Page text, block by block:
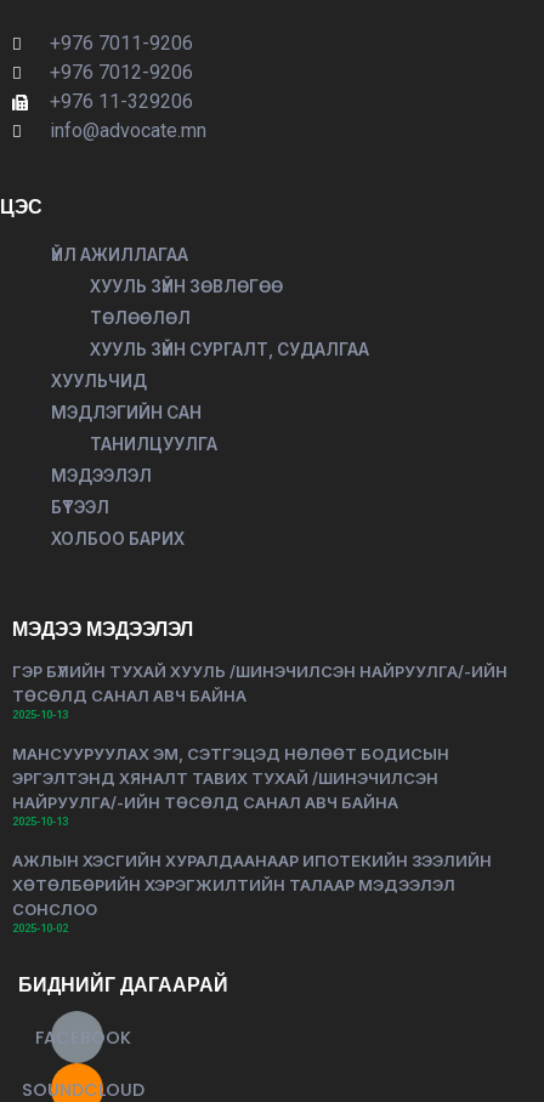
+976 7011-9206
+976 7012-9206
+976 11-329206
info@advocate.mn
ЦЭС
ҮЙЛ АЖИЛЛАГАА
ХУУЛЬ ЗҮЙН ЗӨВЛӨГӨӨ
ТӨЛӨӨЛӨЛ
ХУУЛЬ ЗҮЙН СУРГАЛТ, СУДАЛГАА
ХУУЛЬЧИД
МЭДЛЭГИЙН САН
ТАНИЛЦУУЛГА
МЭДЭЭЛЭЛ
БҮТЭЭЛ
ХОЛБОО БАРИХ
МЭДЭЭ МЭДЭЭЛЭЛ
ГЭР БҮЛИЙН ТУХАЙ ХУУЛЬ /ШИНЭЧИЛСЭН НАЙРУУЛГА/-ИЙН
ТӨСӨЛД САНАЛ АВЧ БАЙНА
2025-10-13
МАНСУУРУУЛАХ ЭМ, СЭТГЭЦЭД НӨЛӨӨТ БОДИСЫН
ЭРГЭЛТЭНД ХЯНАЛТ ТАВИХ ТУХАЙ /ШИНЭЧИЛСЭН
НАЙРУУЛГА/-ИЙН ТӨСӨЛД САНАЛ АВЧ БАЙНА
2025-10-13
АЖЛЫН ХЭСГИЙН ХУРАЛДААНААР ИПОТЕКИЙН ЗЭЭЛИЙН
ХӨТӨЛБӨРИЙН ХЭРЭГЖИЛТИЙН ТАЛААР МЭДЭЭЛЭЛ
СОНСЛОО
2025-10-02
БИДНИЙГ ДАГААРАЙ
FACEBOOK
SOUNDCLOUD